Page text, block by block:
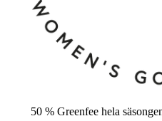
50 % Greenfee hela